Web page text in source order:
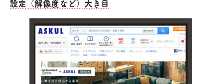
設定（解像度など）大き目